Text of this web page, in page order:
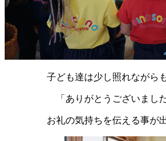
子ども達は少し照れながら
「ありがとうございまし
お礼の気持ちを伝える事が